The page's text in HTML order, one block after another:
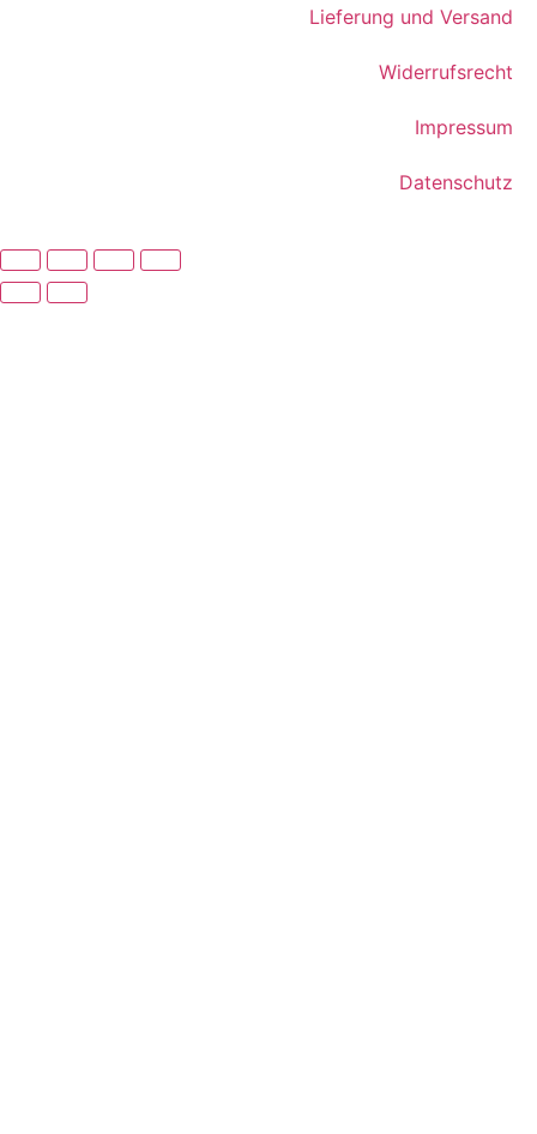
Lieferung und Versand
Widerrufsrecht
Impressum
Datenschutz